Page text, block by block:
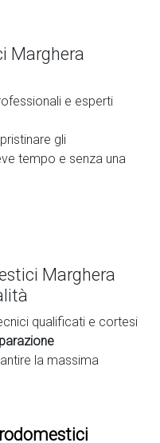
Marghera
e esperti
gli
tempo e senza una
Marghera
qualificati e cortesi
la massima